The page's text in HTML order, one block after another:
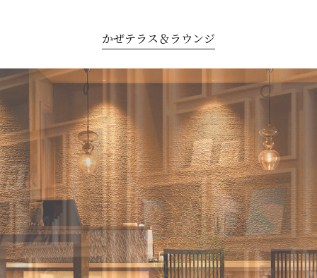
かぜテラス＆ラウンジ